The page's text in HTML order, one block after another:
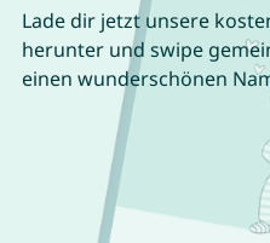
Lade dir jetzt unsere
herunter und swipe
einen wunderschönen